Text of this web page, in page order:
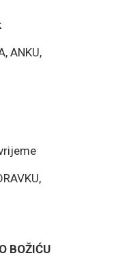
ANKU,
BOŽIĆU